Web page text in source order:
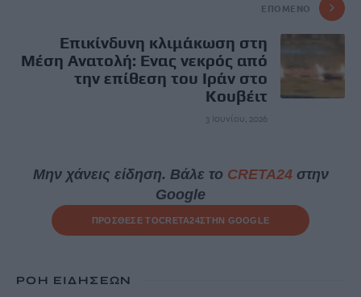
ΕΠΌΜΕΝΟ
Επικίνδυνη κλιμάκωση στη
Μέση Ανατολή: Ενας νεκρός από
την επίθεση του Ιράν στο
Κουβέιτ
3 Ιουνίου, 2026
Μην χάνεις είδηση. Βάλε το CRETA24στην
Google
ΠΡΟΣΘΕΣΕ ΤΟCRETA24ΣΤΗΝ GOOGLE
ΡΟΗ ΕΙΔΗΣΕΩΝ